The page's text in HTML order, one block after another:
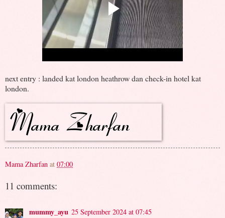
next entry : landed kat london heathrow dan check-in hotel kat
london.
Mama Zharfan at 07:00
11 comments:
mummy_ayu 25 September 2024 at 07:45